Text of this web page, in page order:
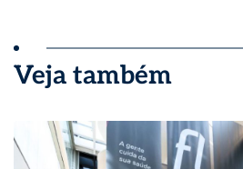
Veja também